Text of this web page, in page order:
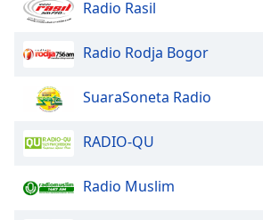
window.
and
window.
Radio Rasil
Radio Rodja Bogor
SuaraSoneta Radio
RADIO-QU
Radio Muslim